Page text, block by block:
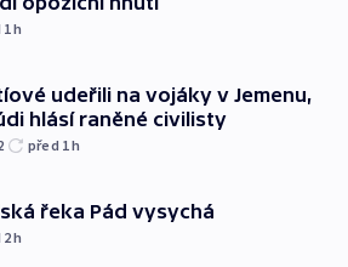
1h
udeřili na vojáky v Jemenu,
hlásí raněné civilisty
před 1h
řeka Pád vysychá
2h